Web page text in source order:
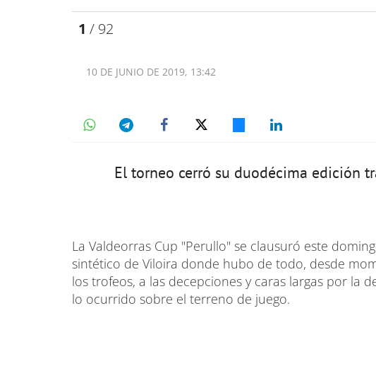
1 / 92
10 DE JUNIO DE 2019, 13:42
El torneo cerró su duodécima edición
La Valdeorras Cup "Perullo" se clausuró este
sintético de Viloira donde hubo de todo, desde
los trofeos, a las decepciones y caras largas por la
lo ocurrido sobre el terreno de juego.